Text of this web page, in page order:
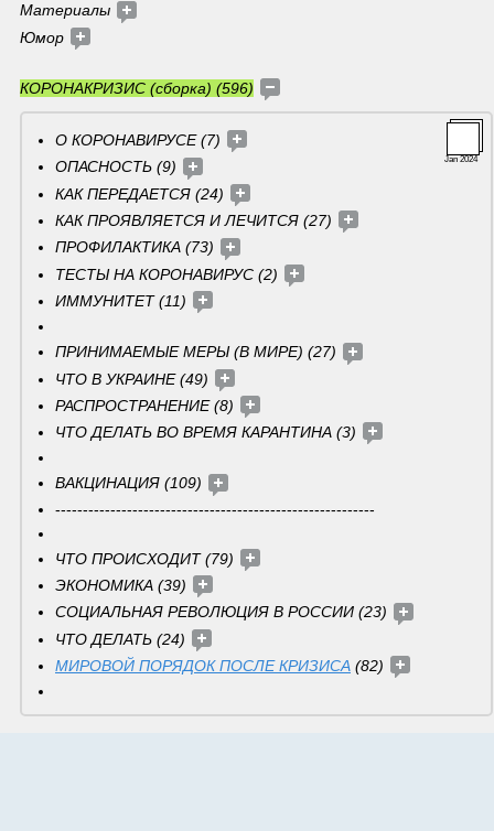
Материалы
Юмор
КОРОНАКРИЗИС (сборка) (596)
Jan 2024
О КОРОНАВИРУСЕ (7)
ОПАСНОСТЬ (9)
КАК ПЕРЕДАЕТСЯ (24)
КАК ПРОЯВЛЯЕТСЯ И ЛЕЧИТСЯ (27)
ПРОФИЛАКТИКА (73)
ТЕСТЫ НА КОРОНАВИРУС (2)
ИММУНИТЕТ (11)
ПРИНИМАЕМЫЕ МЕРЫ (В МИРЕ) (27)
ЧТО В УКРАИНЕ (49)
РАСПРОСТРАНЕНИЕ (8)
ЧТО ДЕЛАТЬ ВО ВРЕМЯ КАРАНТИНА (3)
ВАКЦИНАЦИЯ (109)
----------------------------------------------------------
ЧТО ПРОИСХОДИТ (79)
ЭКОНОМИКА (39)
СОЦИАЛЬНАЯ РЕВОЛЮЦИЯ В РОССИИ (23)
ЧТО ДЕЛАТЬ (24)
МИРОВОЙ ПОРЯДОК ПОСЛЕ КРИЗИСА (82)